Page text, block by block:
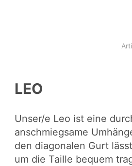
LEO
Unser/e Leo ist eine
anschmiegsame
den diagonalen Gurt
um die Taille bequem